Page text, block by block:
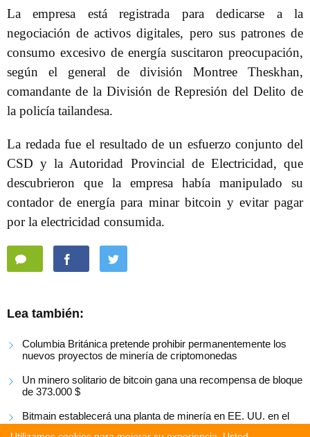
La empresa está registrada para dedicarse a la
negociación de activos digitales, pero sus patrones de
consumo excesivo de energía suscitaron preocupación,
según el general de división Montree Theskhan,
comandante de la División de Represión del Delito de
la policía tailandesa.
La redada fue el resultado de un esfuerzo conjunto del
CSD y la Autoridad Provincial de Electricidad, que
descubrieron que la empresa había manipulado su
contador de energía para minar bitcoin y evitar pagar
por la electricidad consumida.
Lea también:
Columbia Británica pretende prohibir permanentemente los
nuevos proyectos de minería de criptomonedas
Un minero solitario de bitcoin gana una recompensa de bloque
de 373.000 $
Bitmain establecerá una planta de minería en EE. UU. en el
tercer trimestre